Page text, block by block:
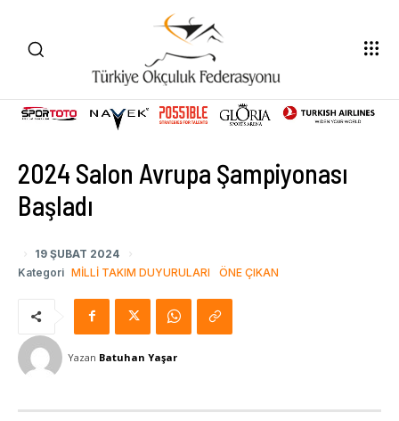
2024 Salon Avrupa Şampiyonası
Başladı
19 ŞUBAT 2024
Kategori MILLI TAKIM DUYURULARI ÖNE ÇIKAN
Yazan Batuhan Yaşar